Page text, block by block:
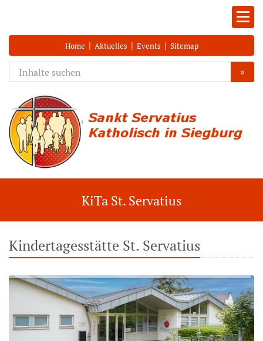
Home | Aktuelles | Events | Sitemap
»
KiTa St. Servatius
Kindertagesstätte St. Servatius